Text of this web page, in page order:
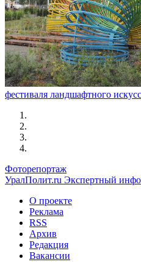
фестиваля ландшафтного
Фоторепортаж
УралПолит.ru Экспертный
О проекте
Реклама
RSS
Архив
Редакция
Вакансии